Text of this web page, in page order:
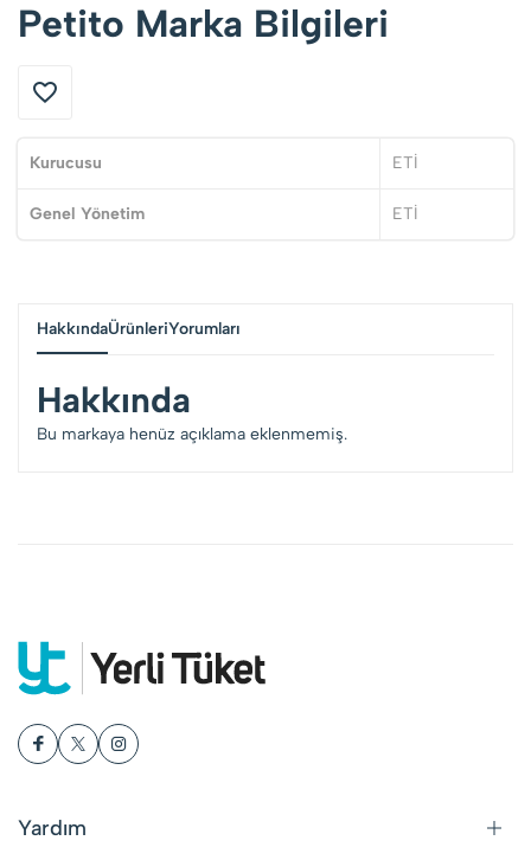
Petito Marka Bilgileri
Kurucusu ETİ
Genel Yönetim ETİ
HakkındaÜrünleriYorumları
Hakkında
Bu markaya henüz açıklama eklenmemiş.
Yardım